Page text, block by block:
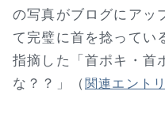
の写真がブログにアッ
て完璧に首を捻ってい
指摘した「首ポキ・首
な？？」（関連エント